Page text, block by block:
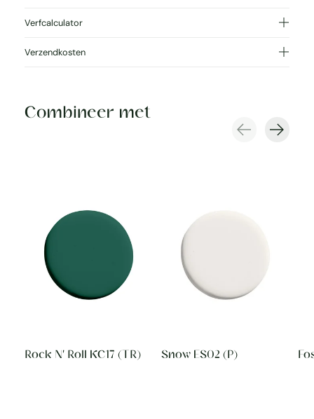
Verfcalculator
Verzendkosten
Combineer met
Rock N' Roll KC17 (TR) Snow ES02 (P)